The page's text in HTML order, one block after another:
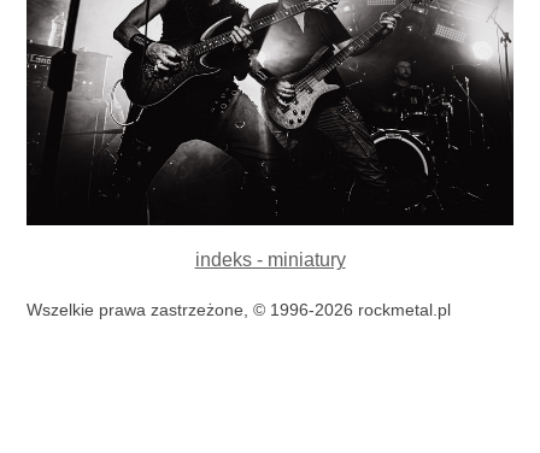
indeks - miniatury
Wszelkie prawa zastrzeżone, © 1996-2026 rockmetal.pl